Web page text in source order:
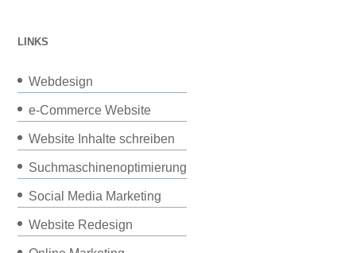
LINKS
Webdesign
e-Commerce Website
Website Inhalte schreiben
Suchmaschinenoptimierung
Social Media Marketing
Website Redesign